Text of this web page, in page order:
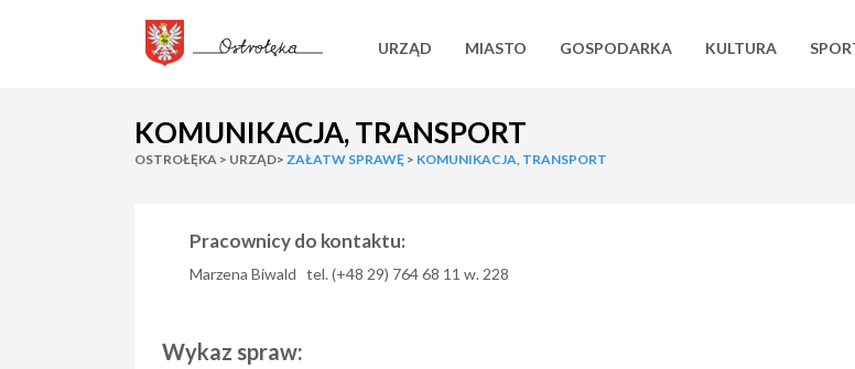
URZĄD MIASTO GOSPODARKA KULTURA
KOMUNIKACJA, TRANSPORT
OSTROŁĘKA > URZĄD> ZAŁATW SPRAWĘ > KOMUNIKACJA, TRANSPORT
Pracownicy do kontaktu:
Marzena Biwald tel. (+48 29) 764 68 11 w. 228
Wykaz spraw: